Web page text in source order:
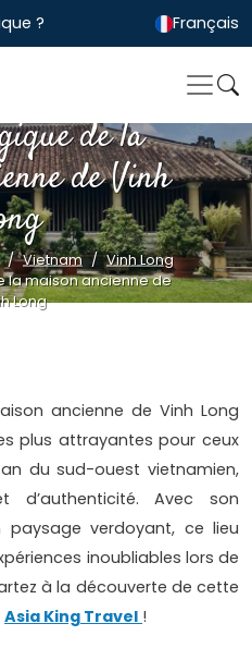
? Français
de la
de Vinh
Vietnam
Vinh Long
la maison ancienne de
Long
ancienne de Vinh Long
plus attrayantes pour ceux
du sud-ouest vietnamien,
d’authenticité. Avec son
verdoyant, ce lieu
inoubliables lors de
à la découverte de cette
Asia King Travel !